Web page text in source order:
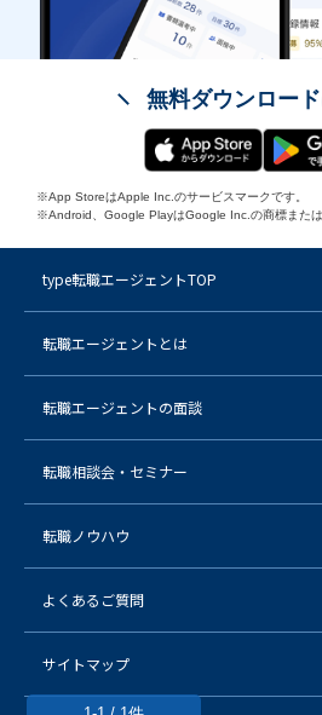
無料ダウンロー
※App StoreはApple Inc.のサービスマークです。
※Android、Google PlayはGoogle Inc.の商標または
type転職エージェントTOP
転職エージェントとは
転職エージェントの面談
転職相談会・セミナー
転職ノウハウ
よくあるご質問
サイトマップ